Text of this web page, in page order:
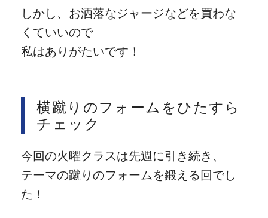
しかし、お洒落なジャージなどを買わな
くていいので
私はありがたいです！
横蹴りのフォームをひたすら
チェック
今回の火曜クラスは先週に引き続き、
テーマの蹴りのフォームを鍛える回でし
た！